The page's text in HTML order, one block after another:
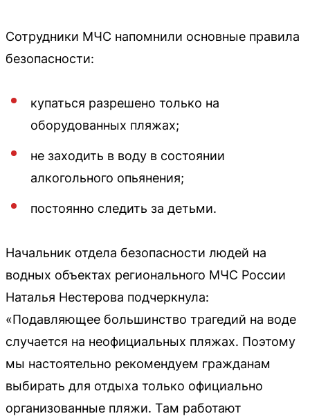
Сотрудники МЧС напомнили основные правила
безопасности:
купаться разрешено только на
оборудованных пляжах;
не заходить в воду в состоянии
алкогольного опьянения;
постоянно следить за детьми.
Начальник отдела безопасности людей на
водных объектах регионального МЧС России
Наталья Нестерова подчеркнула:
«Подавляющее большинство трагедий на воде
случается на неофициальных пляжах. Поэтому
мы настоятельно рекомендуем гражданам
выбирать для отдыха только официально
организованные пляжи. Там работают